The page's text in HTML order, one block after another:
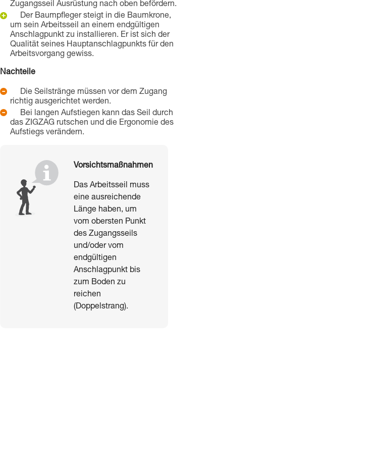
Zugangsseil Ausrüstung nach oben befördern.
Der Baumpfleger steigt in die Baumkrone,
um sein Arbeitsseil an einem endgültigen
Anschlagpunkt zu installieren. Er ist sich der
Qualität seines Hauptanschlagpunkts für den
Arbeitsvorgang gewiss.
Nachteile
Die Seilstränge müssen vor dem Zugang
richtig ausgerichtet werden.
Bei langen Aufstiegen kann das Seil durch
das ZIGZAG rutschen und die Ergonomie des
Aufstiegs verändern.
Vorsichtsmaßnahmen
Das Arbeitsseil muss
eine ausreichende
Länge haben, um
vom obersten Punkt
des Zugangsseils
und/oder vom
endgültigen
Anschlagpunkt bis
zum Boden zu
reichen
(Doppelstrang).